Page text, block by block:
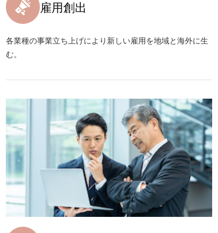
雇用創出
各業種の事業立ち上げにより新しい雇用を地域と海外に生
む。